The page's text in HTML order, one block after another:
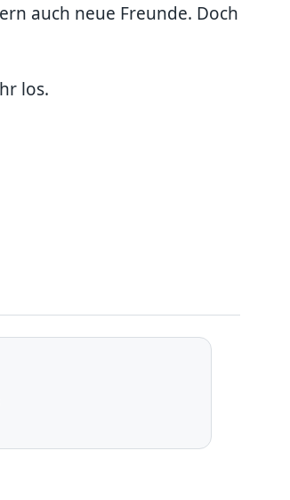
auch neue Freunde. Doch
los.